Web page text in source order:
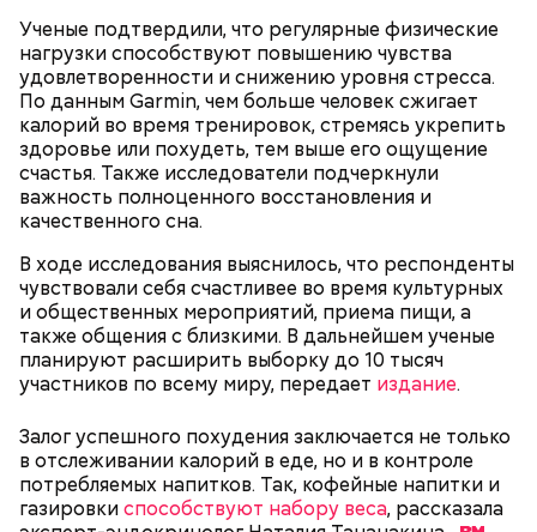
Ученые подтвердили, что регулярные физические
нагрузки способствуют повышению чувства
удовлетворенности и снижению уровня стресса.
По данным Garmin, чем больше человек сжигает
калорий во время тренировок, стремясь укрепить
здоровье или похудеть, тем выше его ощущение
счастья. Также исследователи подчеркнули
важность полноценного восстановления и
качественного сна.
В ходе исследования выяснилось, что респонденты
чувствовали себя счастливее во время культурных
и общественных мероприятий, приема пищи, а
также общения с близкими. В дальнейшем ученые
планируют расширить выборку до 10 тысяч
участников по всему миру, передает издание.
Залог успешного похудения заключается не только
в отслеживании калорий в еде, но и в контроле
потребляемых напитков. Так, кофейные напитки и
газировкиспособствуют набору веса, рассказала
— Кабачки, порезанные кубиками, нужно легко
обжарить на сковороде. К ним добавляются зелень
петрушки, чеснок, соль и оливковое масло.
Получается очень вкусно, — поделился рецептом
Копылов.
Спагетти из кабачков
— В дыне содержится много сахара, который
представлен фруктозой. С одной стороны — это
хорошо, потому что дает энергию. Но важно
помнить, что сладкими дынями не нужно сильно
сахарным диабетом и лишним весом, —
подчеркнула доктор.